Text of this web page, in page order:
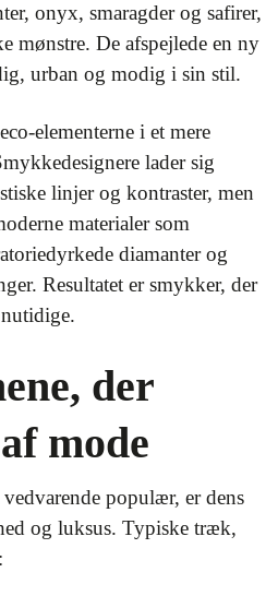
onyx, smaragder og safirer,
mønstre. De afspejlede en ny
urban og modig i sin stil.
elementerne i et mere
lader sig
linjer og kontraster, men
materialer som
diamanter og
Resultatet er smykker, der
der
mode
populær, er dens
og luksus. Typiske træk,